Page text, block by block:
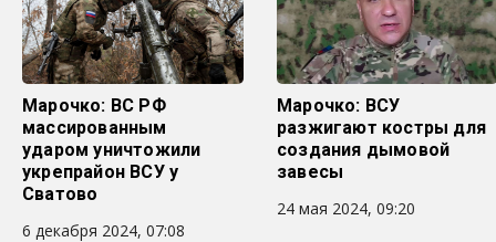
Марочко: ВС РФ
массированным
ударом уничтожили
укрепрайон ВСУ у
Сватово
6 декабря 2024, 07:08
Марочко: ВСУ
разжигают костры для
создания дымовой
завесы
24 мая 2024, 09:20